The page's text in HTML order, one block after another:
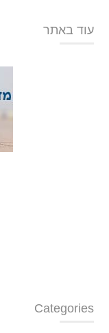
עוד באתר
Categories